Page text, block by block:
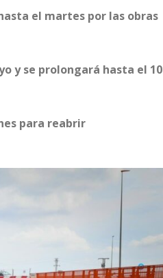
el martes por las obras
y se prolongará hasta el 10
para reabrir